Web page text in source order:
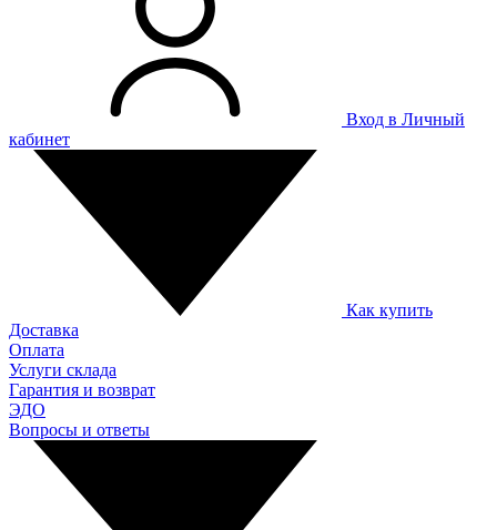
Вход в Личный
кабинет
Как купить
Доставка
Оплата
Услуги склада
Гарантия и возврат
ЭДО
Вопросы и ответы